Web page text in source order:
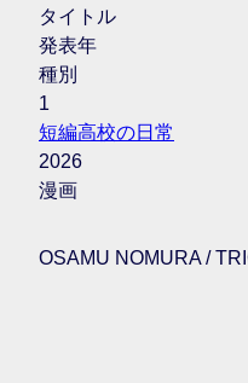
タイトル
発表年
種別
1
短編高校の日常
2026
漫画
OSAMU NOMURA /